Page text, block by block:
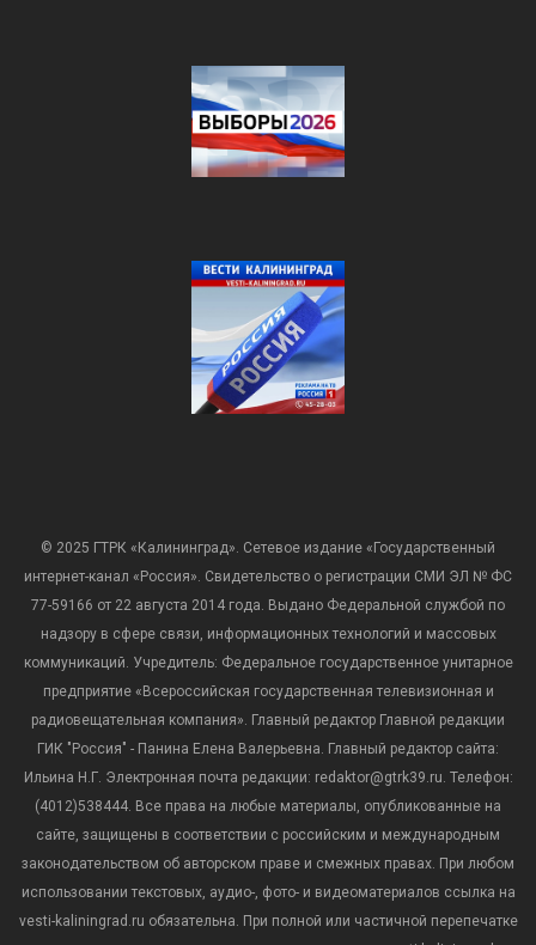
© 2025 ГТРК «Калининград». Сетевое издание «Государственный
интернет-канал «Россия». Свидетельство о регистрации СМИ ЭЛ № ФС
77-59166 от 22 августа 2014 года. Выдано Федеральной службой по
надзору в сфере связи, информационных технологий и массовых
коммуникаций. Учредитель: Федеральное государственное унитарное
предприятие «Всероссийская государственная телевизионная и
радиовещательная компания». Главный редактор Главной редакции
ГИК "Россия" - Панина Елена Валерьевна. Главный редактор сайта:
Ильина Н.Г. Электронная почта редакции: redaktor@gtrk39.ru. Телефон:
(4012)538444. Все права на любые материалы, опубликованные на
сайте, защищены в соответствии с российским и международным
законодательством об авторском праве и смежных правах. При любом
использовании текстовых, аудио-, фото- и видеоматериалов ссылка на
vesti-kaliningrad.ru обязательна. При полной или частичной перепечатке